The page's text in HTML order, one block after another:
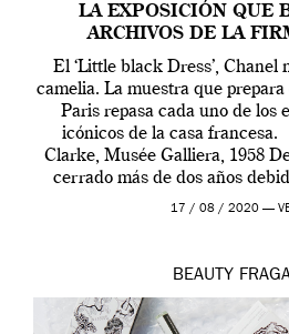
LA EXPOSICIÓN QUE
ARCHIVOS DE LA
El ‘Little black Dress’, Chanel
camelia. La muestra que
Paris repasa cada uno de los
icónicos de la casa
Clarke, Musée Galliera, 1958
cerrado más de dos años
17 / 08 / 2020 —
BEAUTY